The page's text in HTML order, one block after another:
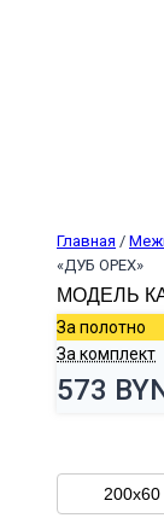
Главная /
«ДУБ ОРЕХ»
МОДЕЛЬ
За полотно
За комплект
573
200х60